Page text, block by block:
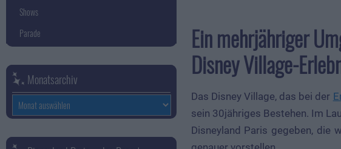
Ein mehrjähriger
Disney Village-
Das Disney Village, das bei der
sein 30jähriges Bestehen. Im
Disneyland Paris gegeben, die
Shows
Parade
Monatsarchiv
Monatsarchiv